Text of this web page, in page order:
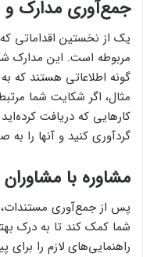
جمع‌آوری مدارک
یک از نخستین اقداماتی
مربوطه است. این مدارک
گونه اطلاعاتی هستند که
مثال، اگر شکایت شما
کارهایی که دریافت
گردآوری کنید و آنها را
مشاوره با
پس از جمع‌آوری
شما کمک کند تا به درک
راهنمایی‌های لازم را